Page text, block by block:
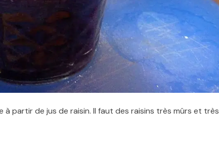
à partir de jus de raisin. Il faut des raisins très mûrs et très